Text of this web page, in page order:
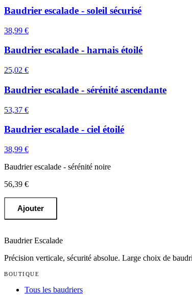
Baudrier escalade - soleil sécurisé
38,99 €
Baudrier escalade - harnais étoilé
25,02 €
Baudrier escalade - sérénité ascendante
53,37 €
Baudrier escalade - ciel étoilé
38,99 €
Baudrier escalade - sérénité noire
56,39 €
Ajouter
Baudrier Escalade
Précision verticale, sécurité absolue. Large choix de
BOUTIQUE
Tous les baudriers